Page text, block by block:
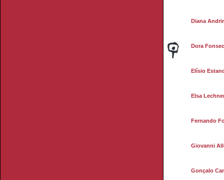
Diana
Dora
Elísio
Elsa
Fernando
Giovanni
Gonçalo